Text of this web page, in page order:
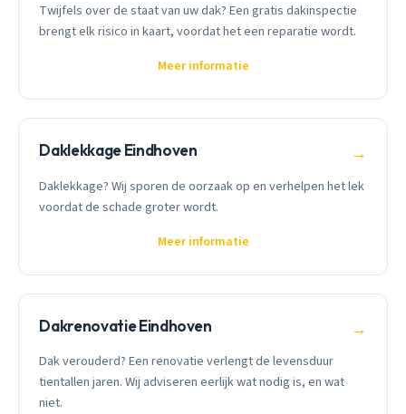
Twijfels over de staat van uw dak? Een gratis dakinspectie
brengt elk risico in kaart, voordat het een reparatie wordt.
Meer informatie
Daklekkage Eindhoven →
Daklekkage? Wij sporen de oorzaak op en verhelpen het lek
voordat de schade groter wordt.
Meer informatie
Dakrenovatie Eindhoven →
Dak verouderd? Een renovatie verlengt de levensduur
tientallen jaren. Wij adviseren eerlijk wat nodig is, en wat
niet.